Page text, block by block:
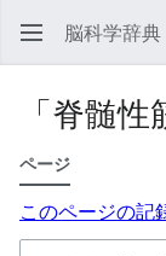
脳科学辞典
「脊髄
ページ
このページの記